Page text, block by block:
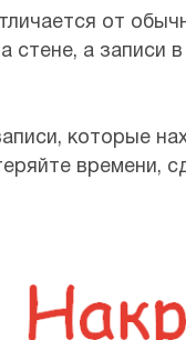
от
стене, а
которые
времени,